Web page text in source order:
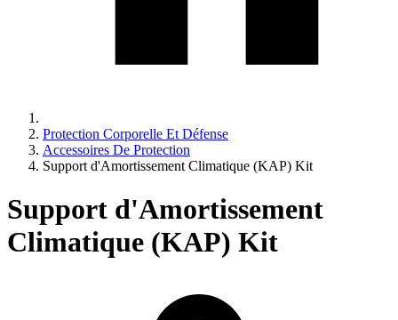
Protection Corporelle Et Défense
Accessoires De Protection
Support d'Amortissement Climatique (KAP) Kit
Support d'Amortissement
Climatique (KAP) Kit